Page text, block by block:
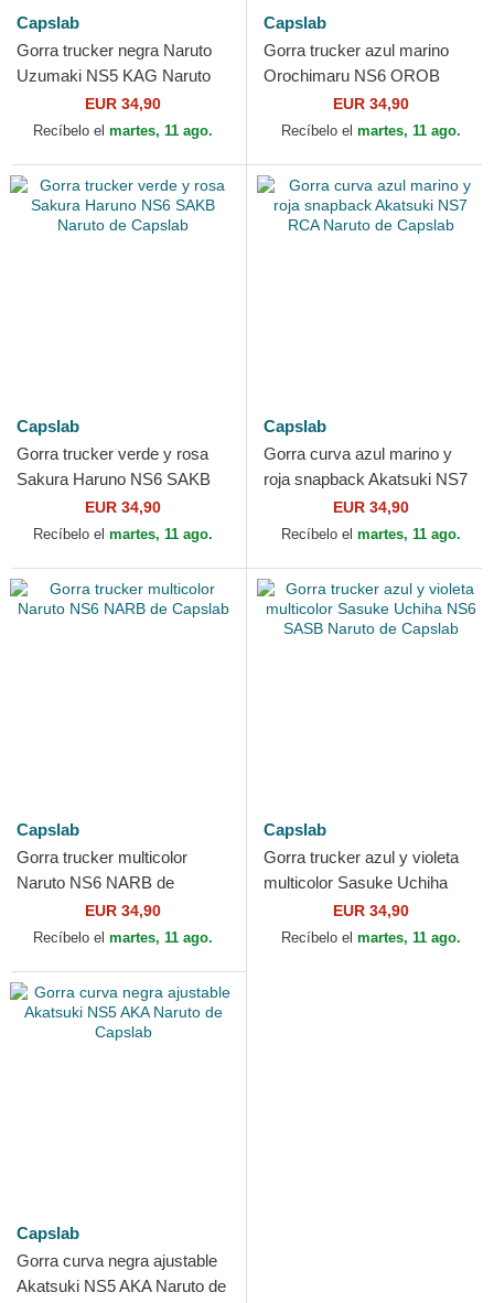
Capslab
Gorra trucker negra Naruto
Uzumaki NS5 KAG Naruto
de CapslabEUR 34,90
Recíbelo el martes, 11 ago.
Capslab
Gorra trucker azul marino
Orochimaru NS6 OROB
Naruto de Capslab
EUR 34,90
Recíbelo el martes, 11 ago.
Capslab
Gorra trucker verde y rosa
Sakura Haruno NS6 SAKB
Naruto de Capslab
EUR 34,90
Recíbelo el martes, 11 ago.
Capslab
Gorra curva azul marino y
roja snapback Akatsuki NS7
RCA Naruto de Capslab
EUR 34,90
Recíbelo el martes, 11 ago.
Capslab
Gorra trucker multicolor
Naruto NS6 NARB de
EUR 34,90
Recíbelo el martes, 11 ago.
Capslab
Gorra trucker azul y violeta
multicolor Sasuke Uchiha
NS6 SASB Naruto de
Capslab
EUR 34,90
Recíbelo el martes, 11 ago.
Capslab
Gorra curva negra ajustable
Akatsuki NS5 AKA Naruto de